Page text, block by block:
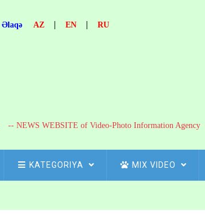
Əlaqə AZ | EN | RU
-- NEWS WEBSITE of Video-Photo Information Agency
KATEGORIYA MIX VIDEO